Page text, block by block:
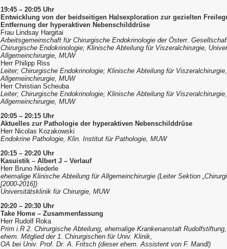
19:45 – 20:05 Uhr
Entwicklung von der beidseitigen Halsexploration zur gezielten
Entfernung der hyperaktiven Nebenschilddrüse
Frau Lindsay Hargitai
Arbeitsgemeinschaft für Chirurgische Endokrinologie der Österr.
Chirurgische Endokrinologie; Klinische Abteilung für Viszeralchirurgie,
Allgemeinchirurgie, MUW
Herr Philipp Riss
Leiter; Chirurgische Endokrinologie; Klinische Abteilung für
Allgemeinchirurgie, MUW
Herr Christian Scheuba
Leiter; Chirurgische Endokrinologie; Klinische Abteilung für
Allgemeinchirurgie, MUW
20:05 – 20:15 Uhr
Aktuelles zur Pathologie der hyperaktiven Nebenschilddrüse
Herr Nicolas Kozakowski
Endokrine Pathologie, Klin. Institut für Pathologie, MUW
20:15 – 20:20 Uhr
Kasuistik – Albert J – Verlauf
Herr Bruno Niederle
ehemalige Klinische Abteilung für Allgemeinchirurgie (Leiter Sektion
[2000-2016])
Universitätsklinik für Chirurgie, MUW
20:20 – 20:30 Uhr
Take Home – Zusammenfassung
Herr Rudolf Roka
Prim i.R 2. Chirurgische Abteilung, ehemalige Krankenanstalt Rudolfstiftung,
ehem. Mitglied der 1. Chirurgischen für Univ. Klinik,
OA bei Univ. Prof. Dr. A. Fritsch (dieser ehem. Assistent von F. Mandl)